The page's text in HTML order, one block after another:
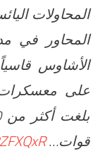
المحاولات
المحاور في
الأشاوس
على معسكرات
قوات…